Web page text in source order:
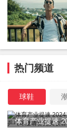
热门频道
球鞋
体育产业提速